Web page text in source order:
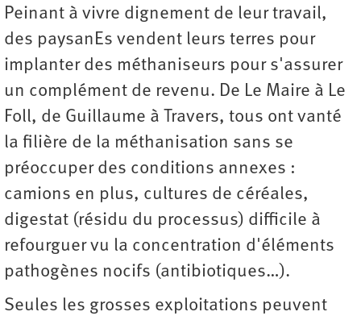
Peinant à vivre dignement de leur travail,
des paysanEs vendent leurs terres pour
implanter des méthaniseurs pour s'assurer
un complément de revenu. De Le Maire à Le
Foll, de Guillaume à Travers, tous ont vanté
la filière de la méthanisation sans se
préoccuper des conditions annexes :
camions en plus, cultures de céréales,
digestat (résidu du processus) difficile à
refourguer vu la concentration d'éléments
pathogènes nocifs (antibiotiques…).
Seules les grosses exploitations peuvent